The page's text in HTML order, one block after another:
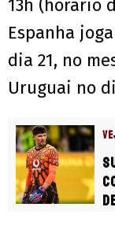
13h (horário
Espanha
dia 21, no
Uruguai no